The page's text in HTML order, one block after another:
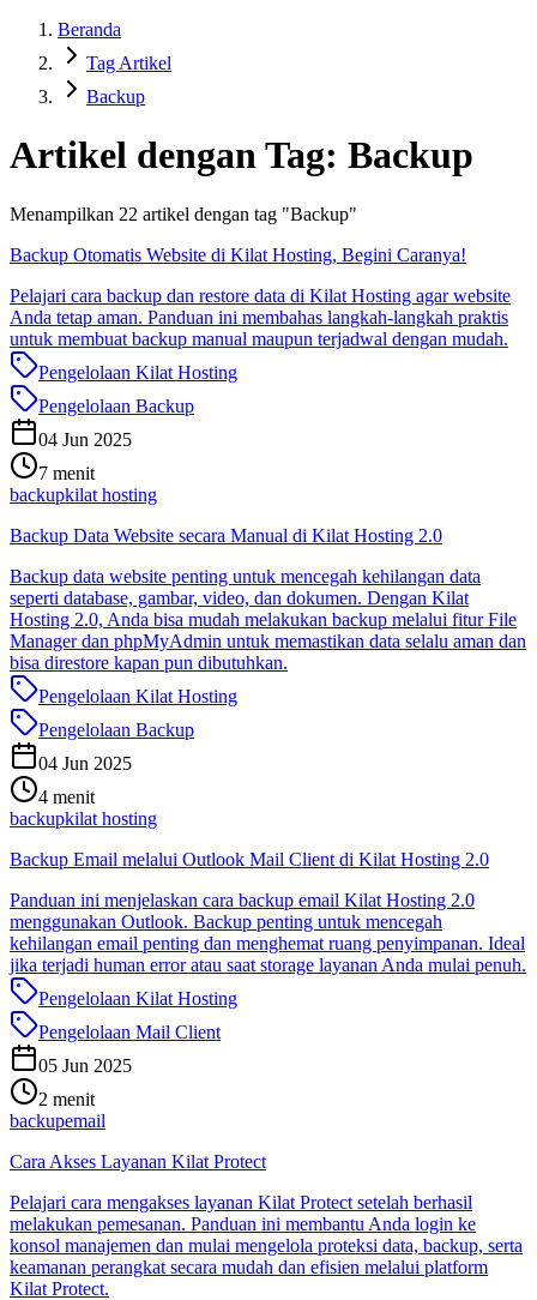
Beranda
Tag Artikel
Backup
Artikel dengan Tag: Backup
Menampilkan 22 artikel dengan tag "Backup"
Backup Otomatis Website di Kilat Hosting, Begini Caranya!
Pelajari cara backup dan restore data di Kilat Hosting agar website
Anda tetap aman. Panduan ini membahas langkah-langkah praktis
untuk membuat backup manual maupun terjadwal dengan mudah.
Pengelolaan Kilat Hosting
Pengelolaan Backup
04 Jun 2025
7 menit
backupkilat hosting
Backup Data Website secara Manual di Kilat Hosting 2.0
Backup data website penting untuk mencegah kehilangan data
seperti database, gambar, video, dan dokumen. Dengan Kilat
Hosting 2.0, Anda bisa mudah melakukan backup melalui fitur File
Manager dan phpMyAdmin untuk memastikan data selalu aman dan
bisa direstore kapan pun dibutuhkan.
Pengelolaan Kilat Hosting
Pengelolaan Backup
04 Jun 2025
4 menit
backupkilat hosting
Backup Email melalui Outlook Mail Client di Kilat Hosting 2.0
Panduan ini menjelaskan cara backup email Kilat Hosting 2.0
menggunakan Outlook. Backup penting untuk mencegah
kehilangan email penting dan menghemat ruang penyimpanan. Ideal
jika terjadi human error atau saat storage layanan Anda mulai penuh.
Pengelolaan Kilat Hosting
Pengelolaan Mail Client
05 Jun 2025
2 menit
backupemail
Cara Akses Layanan Kilat Protect
Pelajari cara mengakses layanan Kilat Protect setelah berhasil
melakukan pemesanan. Panduan ini membantu Anda login ke
konsol manajemen dan mulai mengelola proteksi data, backup, serta
keamanan perangkat secara mudah dan efisien melalui platform
Kilat Protect.